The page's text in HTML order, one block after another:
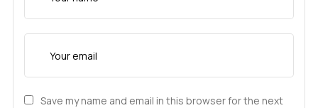
Save my name and email in this browser for the next